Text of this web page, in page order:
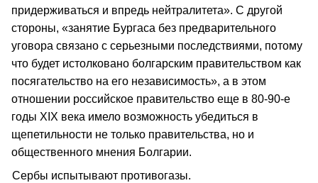
придерживаться и впредь нейтралитета». С другой
стороны, «занятие Бургаса без предварительного
уговора связано с серьезными последствиями, потому
что будет истолко­вано болгарским правительством как
посягательство на его независимость», а в этом
отношении российское правительство еще в 80‑90‑е
годы XIX века имело возможность убедиться в
щепетильности не только правительства, но и
общественного мнения Болгарии.
Сербы испытывают противогазы.